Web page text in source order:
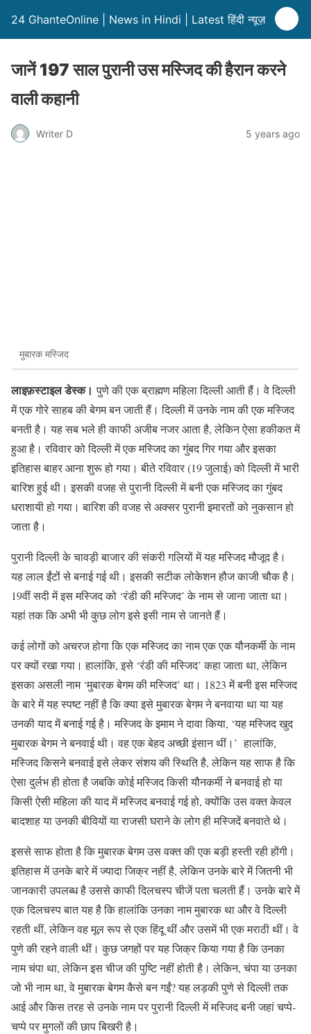
24 GhanteOnline | News in Hindi | Latest हिंदी न्यूज़
जानें 197 साल पुरानी उस मस्जिद की हैरान करने
वाली कहानी
Writer D 5 years ago
मुबारक मस्जिद
लाइफ़स्टाइल डेस्क।पुणे की एक ब्राह्मण महिला दिल्ली आती हैं। वे दिल्ली
में एक गोरे साहब की बेगम बन जाती हैं। दिल्ली में उनके नाम की एक मस्जिद
बनती है। यह सब भले ही काफी अजीब नजर आता है, लेकिन ऐसा हकीकत में
हुआ है। रविवार को दिल्ली में एक मस्जिद का गुंबद गिर गया और इसका
इतिहास बाहर आना शुरू हो गया। बीते रविवार (19 जुलाई) को दिल्ली में भारी
बारिश हुई थी। इसकी वजह से पुरानी दिल्ली में बनी एक मस्जिद का गुंबद
धराशायी हो गया। बारिश की वजह से अक्सर पुरानी इमारतों को नुकसान हो
जाता है।
पुरानी दिल्ली के चावड़ी बाजार की संकरी गलियों में यह मस्जिद मौजूद है।
यह लाल ईंटों से बनाई गई थी। इसकी सटीक लोकेशन हौज काजी चौक है।
19वीं सदी में इस मस्जिद को ‘रंडी की मस्जिद’ के नाम से जाना जाता था।
यहां तक कि अभी भी कुछ लोग इसे इसी नाम से जानते हैं।
कई लोगों को अचरज होगा कि एक मस्जिद का नाम एक एक यौनकर्मी के नाम
पर क्यों रखा गया। हालांकि, इसे ‘रंडी की मस्जिद’ कहा जाता था, लेकिन
इसका असली नाम ‘मुबारक बेगम की मस्जिद’ था। 1823 में बनी इस मस्जिद
के बारे में यह स्पष्ट नहीं है कि क्या इसे मुबारक बेगम ने बनवाया था या यह
उनकी याद में बनाई गई है। मस्जिद के इमाम ने दावा किया, ‘यह मस्जिद खुद
मुबारक बेगम ने बनवाई थी। वह एक बेहद अच्छी इंसान थीं।’ हालांकि,
मस्जिद किसने बनवाई इसे लेकर संशय की स्थिति है, लेकिन यह साफ है कि
ऐसा दुर्लभ ही होता है जबकि कोई मस्जिद किसी यौनकर्मी ने बनवाई हो या
किसी ऐसी महिला की याद में मस्जिद बनवाई गई हो, क्योंकि उस वक्त केवल
बादशाह या उनकी बीवियों या राजसी घराने के लोग ही मस्जिदें बनवाते थे।
इससे साफ होता है कि मुबारक बेगम उस वक्त की एक बड़ी हस्ती रही होंगी।
इतिहास में उनके बारे में ज्यादा जिक्र नहीं है, लेकिन उनके बारे में जितनी भी
जानकारी उपलब्ध है उससे काफी दिलचस्प चीजें पता चलती हैं। उनके बारे में
एक दिलचस्प बात यह है कि हालांकि उनका नाम मुबारक था और वे दिल्ली
रहती थीं, लेकिन वह मूल रूप से एक हिंदू थीं और उसमें भी एक मराठी थीं। वे
पुणे की रहने वाली थीं। कुछ जगहों पर यह जिक्र किया गया है कि उनका
नाम चंपा था, लेकिन इस चीज की पुष्टि नहीं होती है। लेकिन, चंपा या उनका
जो भी नाम था, वे मुबारक बेगम कैसे बन गईं? यह लड़की पुणे से दिल्ली तक
आई और किस तरह से उनके नाम पर पुरानी दिल्ली में मस्जिद बनी जहां चप्पे-
चप्पे पर मुगलों की छाप बिखरी है।